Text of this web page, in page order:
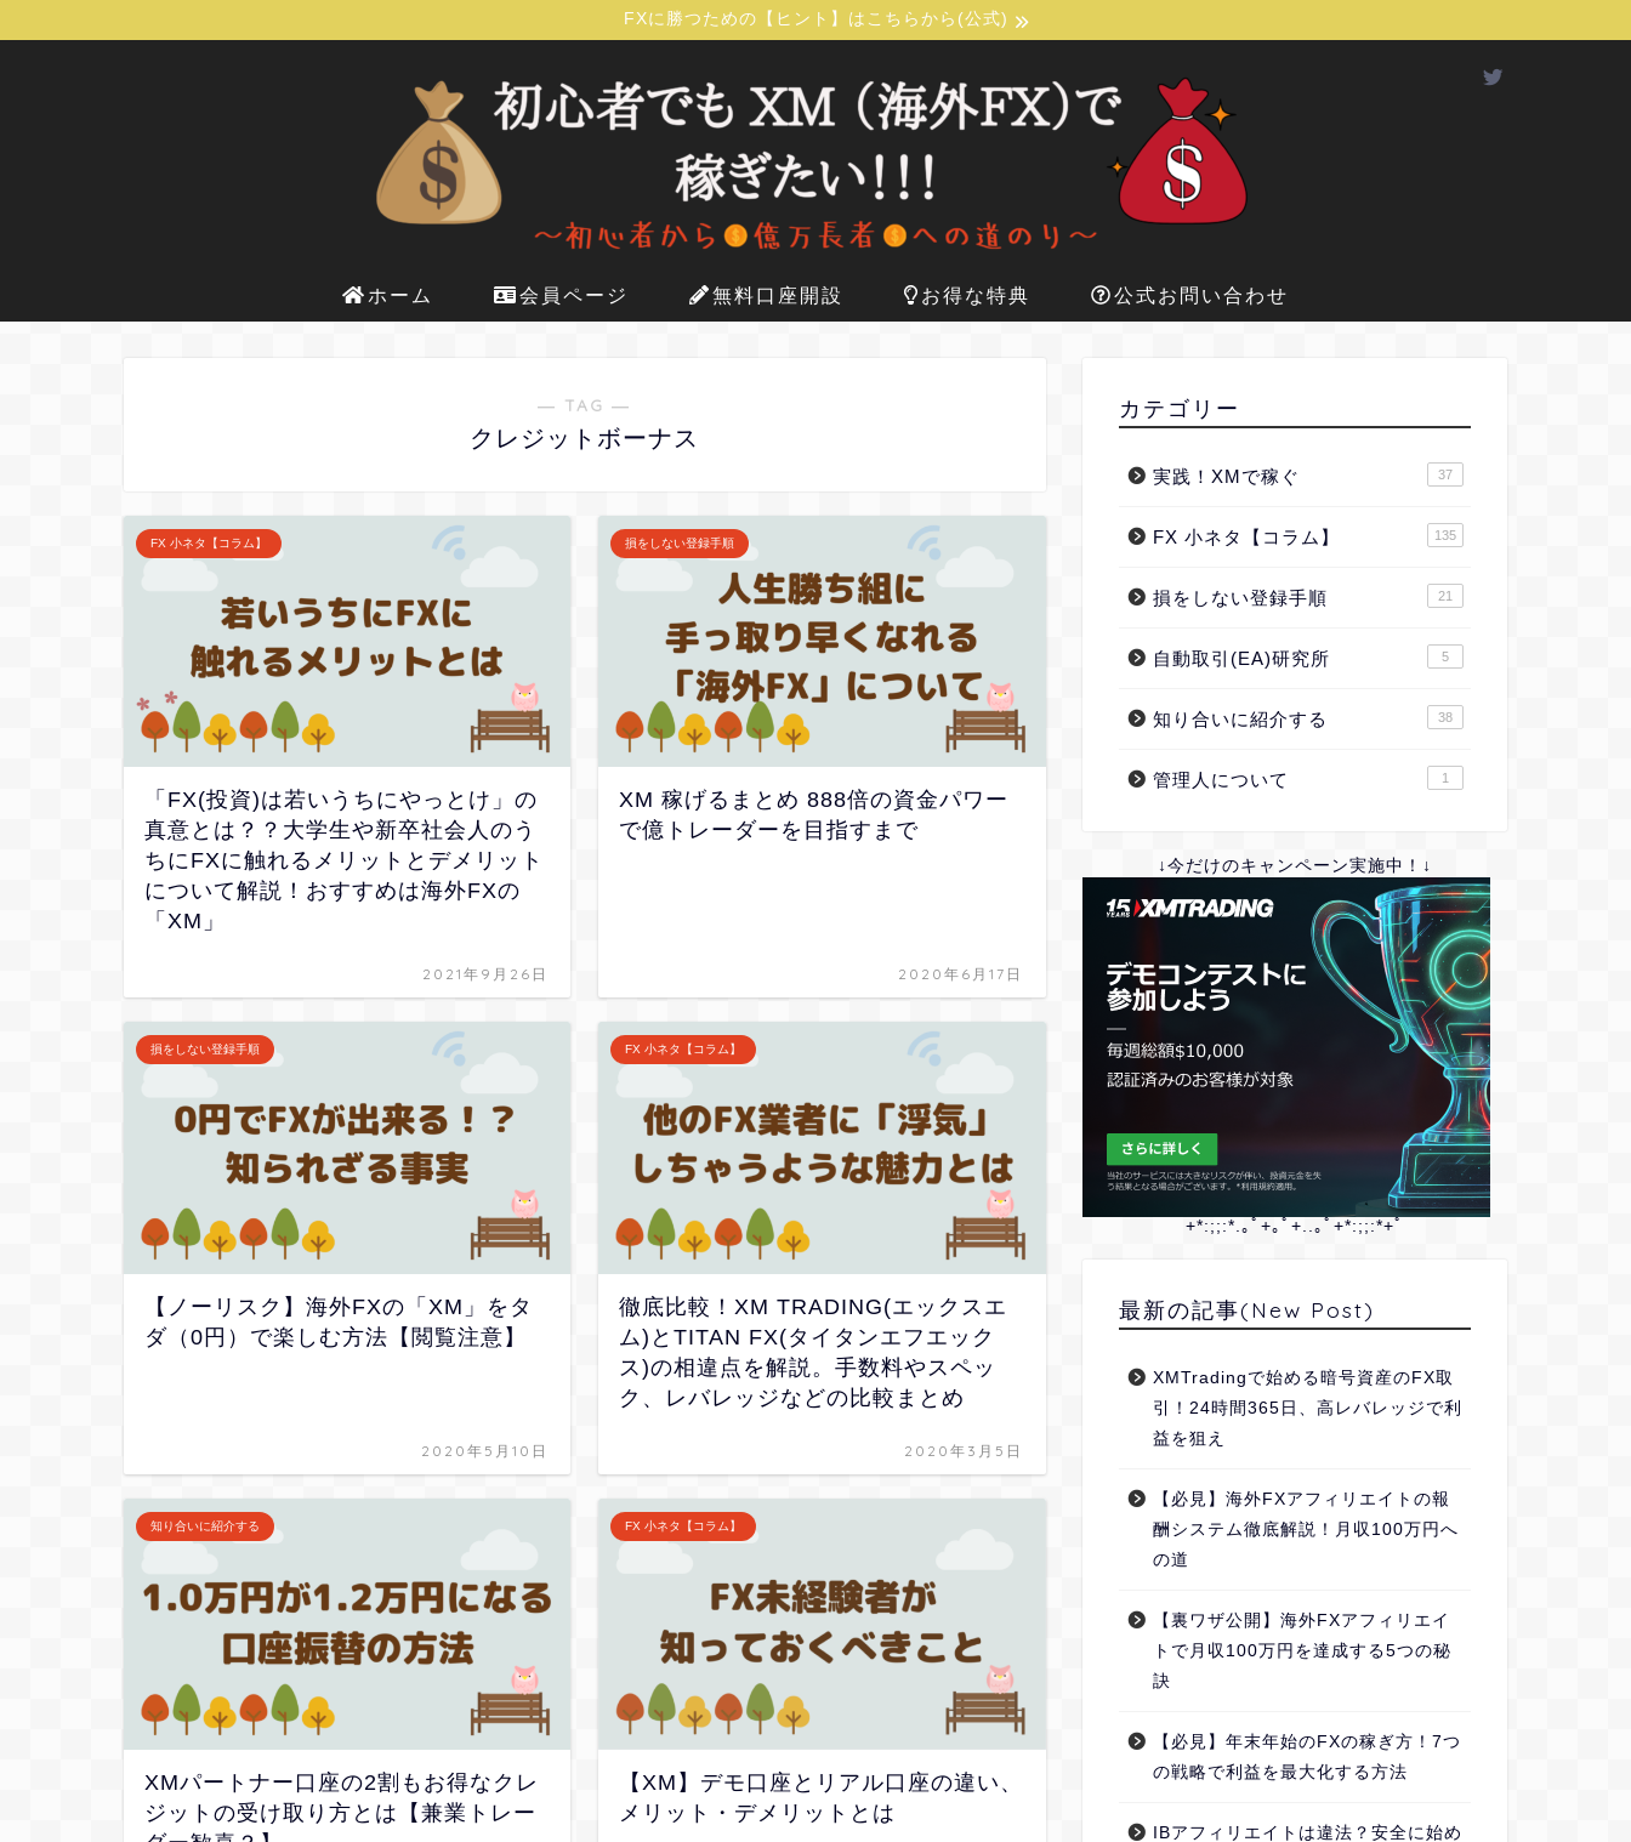
FXに勝つための【ヒント】はこちらから(公式)
ホーム 会員ページ 無料口座開設 お得な特典 公式お問い合わせ
― TAG ―
クレジットボーナス
FX 小ネタ【コラム】
「FX(投資)は若いうちにやっとけ」の
真意とは？？大学生や新卒社会人のう
ちにFXに触れるメリットとデメリット
について解説！おすすめは海外FXの
「XM」
2021年9月26日
損をしない登録手順
XM 稼げるまとめ 888倍の資金パワー
で億トレーダーを目指すまで
2020年6月17日
損をしない登録手順
【ノーリスク】海外FXの「XM」をタ
ダ（0円）で楽しむ方法【閲覧注意】
2020年5月10日
FX 小ネタ【コラム】
徹底比較！XM TRADING(エックスエ
ム)とTITAN FX(タイタンエフエック
ス)の相違点を解説。手数料やスペッ
ク、レバレッジなどの比較まとめ
2020年3月5日
知り合いに紹介する
XMパートナー口座の2割もお得なクレ
ジットの受け取り方とは【兼業トレー
FX 小ネタ【コラム】
【XM】デモ口座とリアル口座の違い、
メリット・デメリットとは
カテゴリー
実践！XMで稼ぐ 37
FX 小ネタ【コラム】 135
損をしない登録手順 21
自動取引(EA)研究所 5
知り合いに紹介する 38
管理人について 1
↓今だけのキャンペーン実施中！↓
+*:;;:*.｡ﾟ+｡ﾟ+..｡ﾟ+*:;;:*+ﾟ
最新の記事(New Post)
XMTradingで始める暗号資産のFX取
引！24時間365日、高レバレッジで利
益を狙え
【必見】海外FXアフィリエイトの報
酬システム徹底解説！月収100万円へ
の道
【裏ワザ公開】海外FXアフィリエイ
トで月収100万円を達成する5つの秘
訣
【必見】年末年始のFXの稼ぎ方！7つ
の戦略で利益を最大化する方法
IBアフィリエイトは違法？安全に始め